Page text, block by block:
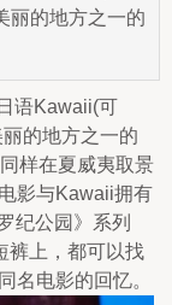
丽的地方之一的
语Kawaii(可
的地方之一的
样在夏威夷取景
影与Kawaii拥有
纪公园》系列
裤上，都可以找
名电影的回忆。